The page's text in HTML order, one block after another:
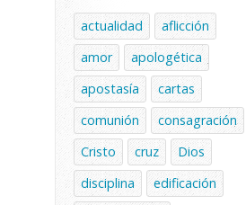
actualidad
aflicción
amor
apologética
apostasía
cartas
comunión
consagración
Cristo
cruz
Dios
disciplina
edificación